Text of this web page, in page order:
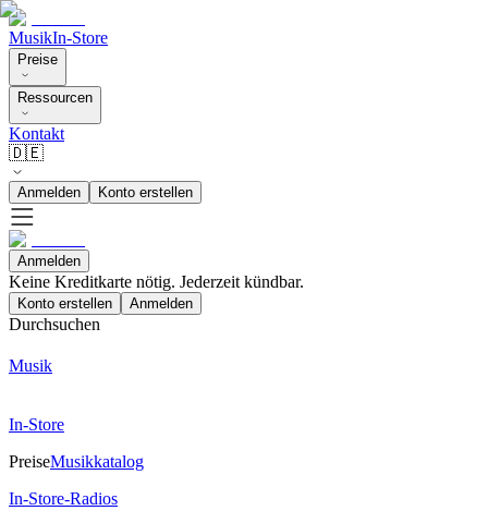
MusikIn-Store
Preise
Ressourcen
Kontakt
🇩🇪
Anmelden Konto erstellen
Anmelden
Keine Kreditkarte nötig. Jederzeit kündbar.
Konto erstellen Anmelden
Durchsuchen
Musik
In-Store
PreiseMusikkatalog
In-Store-Radios